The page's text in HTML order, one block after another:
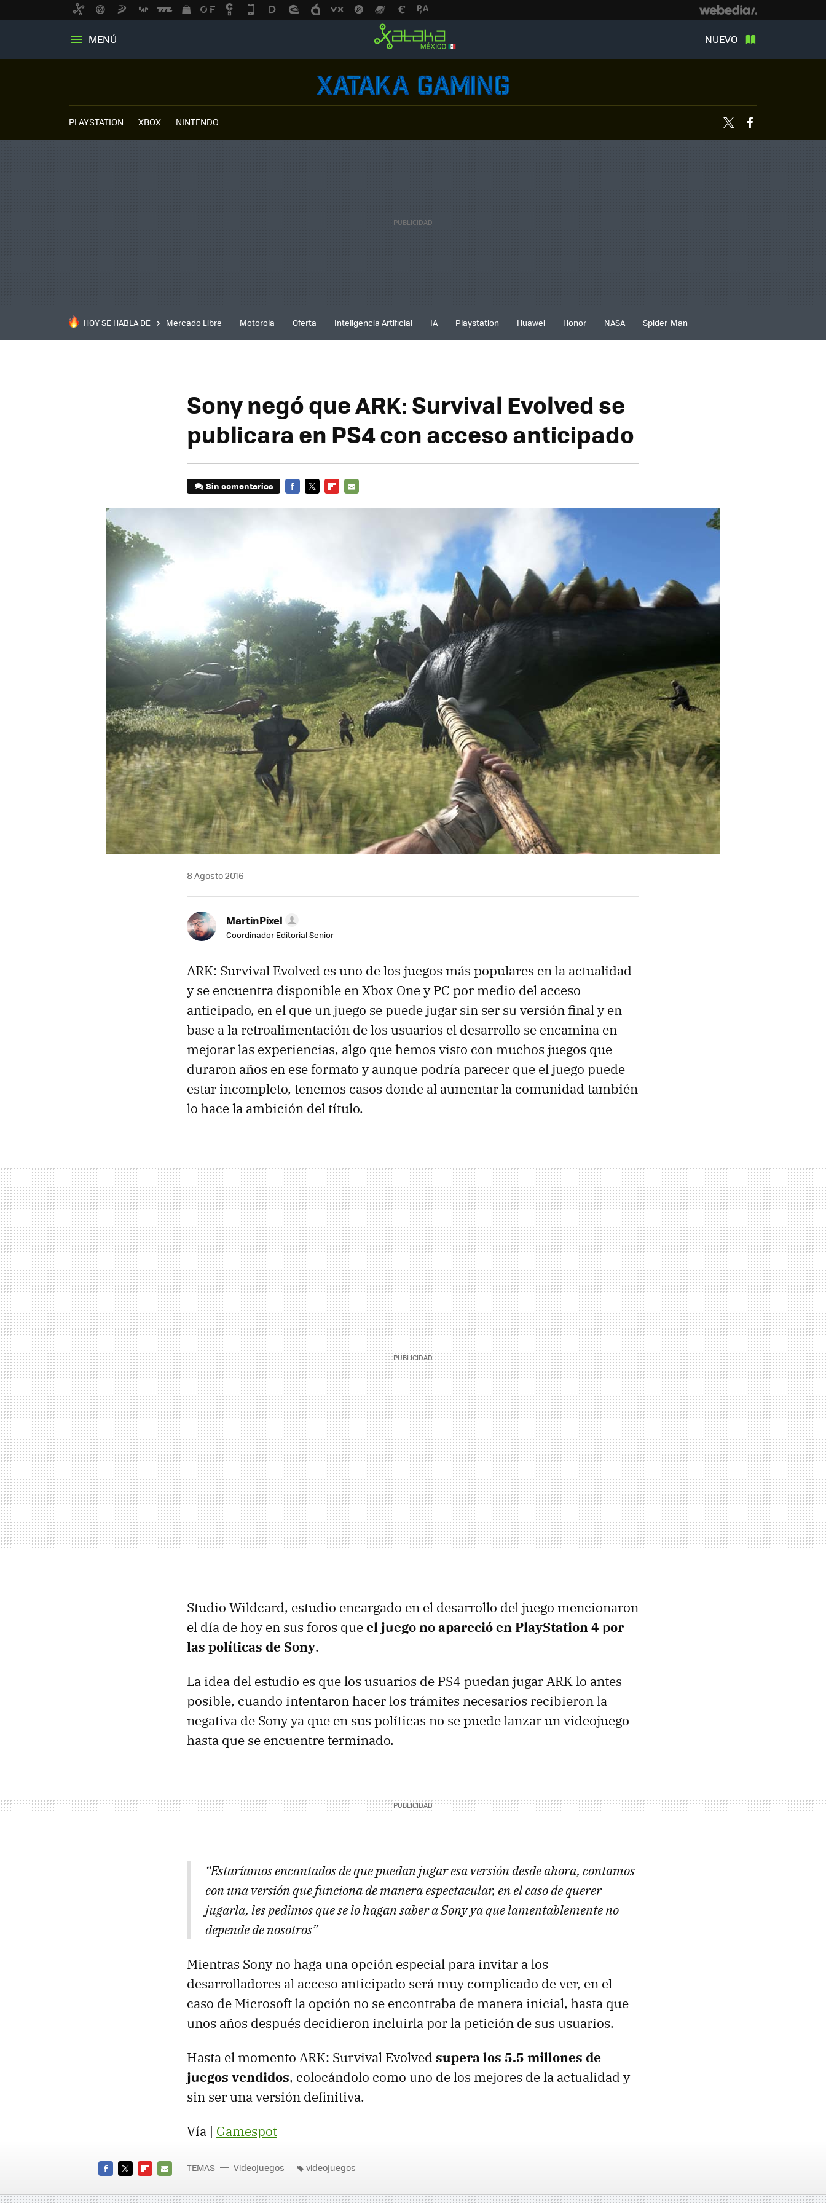
MENÚ NUEVO
PLAYSTATION XBOX NINTENDO Twitter
HOY SE HABLA DE Mercado Libre Motorola Oferta Inteligencia Artificial IA Playstation Huawei Honor NASA Spider-Man
Sony negó que ARK: Survival Evolved se
publicara en PS4 con acceso anticipado
Sin comentarios
8 Agosto 2016
MartinPixel
Coordinador Editorial Senior
ARK: Survival Evolved es uno de los juegos más populares en la actualidad
y se encuentra disponible en Xbox One y PC por medio del acceso
anticipado, en el que un juego se puede jugar sin ser su versión final y en
base a la retroalimentación de los usuarios el desarrollo se encamina en
mejorar las experiencias, algo que hemos visto con muchos juegos que
duraron años en ese formato y aunque podría parecer que el juego puede
estar incompleto, tenemos casos donde al aumentar la comunidad también
lo hace la ambición del título.
Studio Wildcard, estudio encargado en el desarrollo del juego mencionaron
el día de hoy en sus foros queel juego no apareció en PlayStation 4 por
las políticas de Sony.
La idea del estudio es que los usuarios de PS4 puedan jugar ARK lo antes
posible, cuando intentaron hacer los trámites necesarios recibieron la
negativa de Sony ya que en sus políticas no se puede lanzar un videojuego
hasta que se encuentre terminado.
“Estaríamos encantados de que puedan jugar esa versión desde ahora, contamos
con una versión que funciona de manera espectacular, en el caso de querer
jugarla, les pedimos que se lo hagan saber a Sony ya que lamentablemente no
depende de nosotros”
Mientras Sony no haga una opción especial para invitar a los
desarrolladores al acceso anticipado será muy complicado de ver, en el
caso de Microsoft la opción no se encontraba de manera inicial, hasta que
unos años después decidieron incluirla por la petición de sus usuarios.
Hasta el momento ARK: Survival Evolved supera los 5.5 millones de
juegos vendidos, colocándolo como uno de los mejores de la actualidad y
sin ser una versión definitiva.
Vía | Gamespot
MAIL
TEMAS Videojuegos videojuegos